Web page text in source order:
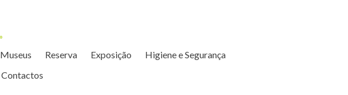
Museus Reserva Exposição
Higiene e Segurança
Contactos